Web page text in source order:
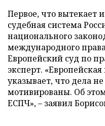
Первое, что вытекает
судебная система
национального
международного
Европейский суд по
эксперт.
указывает, что дела
мотивированы. Об
ЕСПЧ»,– заявил